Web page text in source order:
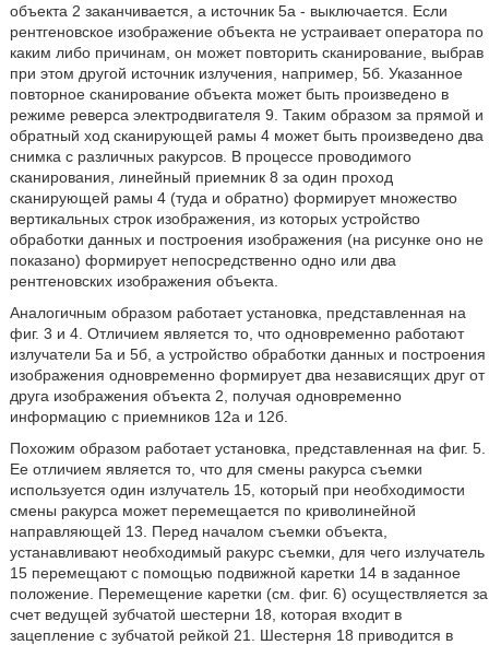
объекта 2 заканчивается, а источник 5а - выключается. Если
рентгеновское изображение объекта не устраивает оператора по
каким либо причинам, он может повторить сканирование, выбрав
при этом другой источник излучения, например, 5б. Указанное
повторное сканирование объекта может быть произведено в
режиме реверса электродвигателя 9. Таким образом за прямой и
обратный ход сканирующей рамы 4 может быть произведено два
снимка с различных ракурсов. В процессе проводимого
сканирования, линейный приемник 8 за один проход
сканирующей рамы 4 (туда и обратно) формирует множество
вертикальных строк изображения, из которых устройство
обработки данных и построения изображения (на рисунке оно не
показано) формирует непосредственно одно или два
рентгеновских изображения объекта.
Аналогичным образом работает установка, представленная на
фиг. 3 и 4. Отличием является то, что одновременно работают
излучатели 5а и 5б, а устройство обработки данных и построения
изображения одновременно формирует два независящих друг от
друга изображения объекта 2, получая одновременно
информацию с приемников 12а и 12б.
Похожим образом работает установка, представленная на фиг. 5.
Ее отличием является то, что для смены ракурса съемки
используется один излучатель 15, который при необходимости
смены ракурса может перемещается по криволинейной
направляющей 13. Перед началом съемки объекта,
устанавливают необходимый ракурс съемки, для чего излучатель
15 перемещают с помощью подвижной каретки 14 в заданное
положение. Перемещение каретки (см. фиг. 6) осуществляется за
счет ведущей зубчатой шестерни 18, которая входит в
зацепление с зубчатой рейкой 21. Шестерня 18 приводится в